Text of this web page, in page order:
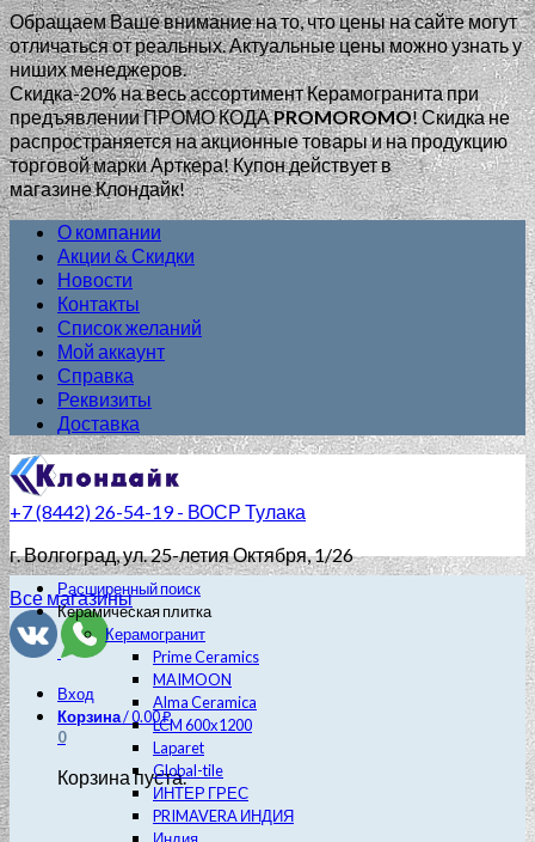
Обращаем Ваше внимание на то, что цены на сайте могут
отличаться от реальных. Актуальные цены можно узнать у
ниших менеджеров.
Скидка-20% на весь ассортимент Керамогранита при
предъявлении ПРОМО КОДАPROMOROMO!Скидка не
распространяется на акционные товары и на продукцию
торговой марки Арткера! Купон действует в
магазине Клондайк!
О компании
Акции & Скидки
Новости
Контакты
Список желаний
Мой аккаунт
Справка
Реквизиты
Доставка
+7 (8442) 26-54-19 - ВОСР Тулака
г. Волгоград, ул. 25-летия Октября, 1/26
Все магазины
Вход
Корзина/0.00₽
0
Корзина пуста.
Расширенный поиск
Керамическая плитка
Керамогранит
Prime Ceramics
MAIMOON
Alma Ceramica
LCM 600х1200
Laparet
Global-tile
ИНТЕР ГРЕС
PRIMAVERA ИНДИЯ